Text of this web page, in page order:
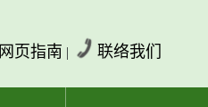
网页指南 | 联络我们